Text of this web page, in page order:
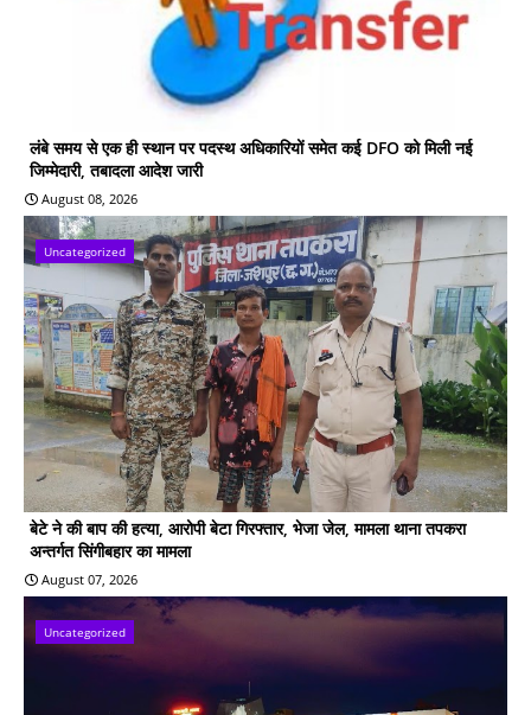
लंबे समय से एक ही स्थान पर पदस्थ अधिकारियों समेत कई DFO को मिली नई
जिम्मेदारी, तबादला आदेश जारी
August 08, 2026
Uncategorized
बेटे ने की बाप की हत्या, आरोपी बेटा गिरफ्तार, भेजा जेल, मामला थाना तपकरा
अन्तर्गत सिंगीबहार का मामला
August 07, 2026
Uncategorized